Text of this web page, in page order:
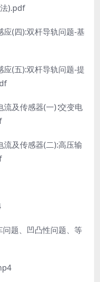
).pdf
(四):双杆导轨问题-基
(五):双杆导轨问题-提
及传感器(一)∶交变电
及传感器(二):高压输
题、凹凸性问题、等